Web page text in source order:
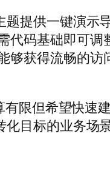
提供一键演示
码基础即可调
够获得流畅的访
限但希望快速
目标的业务场景